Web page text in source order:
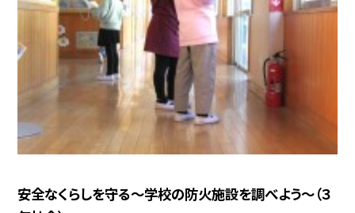
安全なくらしを守る～学校の防火施設を調べよう～（３